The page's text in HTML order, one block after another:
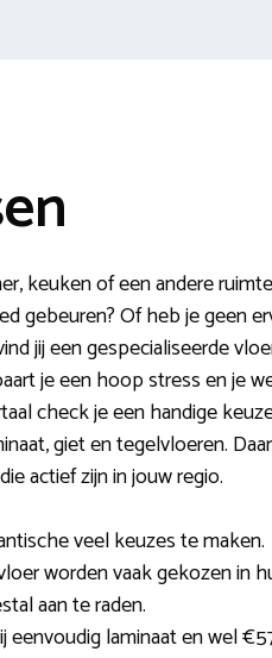
keuken of een andere
gebeuren? Of heb je geen
jij een gespecialiseerde
je een hoop stress en je
check je een handige
giet en tegelvloeren.
actief zijn in jouw regio.
veel keuzes te maken.
worden vaak gekozen in
aan te raden.
laminaat en wel